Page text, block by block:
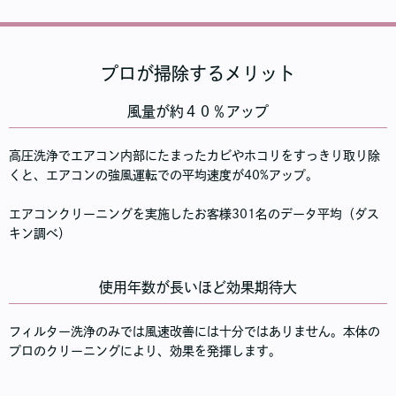
プロが掃除するメリット
風量が約４０％アップ
高圧洗浄でエアコン内部にたまったカビやホコリをすっきり取り除
くと、エアコンの強風運転での平均速度が40%アップ。
エアコンクリーニングを実施したお客様301名のデータ平均（ダス
キン調べ）
使用年数が長いほど効果期待大
フィルター洗浄のみでは風速改善には十分ではありません。本体の
プロのクリーニングにより、効果を発揮します。